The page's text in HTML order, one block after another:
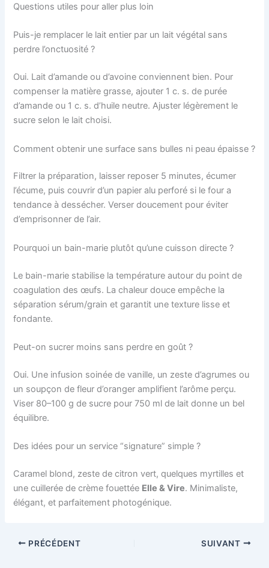
Questions utiles pour aller plus loin
Puis-je remplacer le lait entier par un lait végétal sans
perdre l’onctuosité ?
Oui. Lait d’amande ou d’avoine conviennent bien. Pour
compenser la matière grasse, ajouter 1 c. s. de purée
d’amande ou 1 c. s. d’huile neutre. Ajuster légèrement le
sucre selon le lait choisi.
Comment obtenir une surface sans bulles ni peau épaisse ?
Filtrer la préparation, laisser reposer 5 minutes, écumer
l’écume, puis couvrir d’un papier alu perforé si le four a
tendance à dessécher. Verser doucement pour éviter
d’emprisonner de l’air.
Pourquoi un bain-marie plutôt qu’une cuisson directe ?
Le bain-marie stabilise la température autour du point de
coagulation des œufs. La chaleur douce empêche la
séparation sérum/grain et garantit une texture lisse et
fondante.
Peut-on sucrer moins sans perdre en goût ?
Oui. Une infusion soinée de vanille, un zeste d’agrumes ou
un soupçon de fleur d’oranger amplifient l’arôme perçu.
Viser 80–100 g de sucre pour 750 ml de lait donne un bel
équilibre.
Des idées pour un service “signature” simple ?
Caramel blond, zeste de citron vert, quelques myrtilles et
une cuillerée de crème fouettée Elle & Vire. Minimaliste,
élégant, et parfaitement photogénique.
PRÉCÉDENT SUIVANT